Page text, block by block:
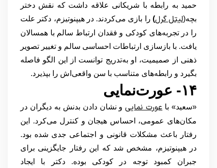
حمید به رابطه با شریکانی علاقه داشت که نقش دختر
بچه(لیتل گرل) را بازی می‌کردند. در هیپنوتیزم، دکتر علت
را در تجربه‌های کودکی و فقدان ارتباط سالم با همسالان
یافت. با بازسازی ارتباطات احساسی سالم و تغییر تصویر
ذهنی از صمیمیت، او به‌تدریج توانست از این الگو فاصله
بگیرد و رابطه‌های متناسب با سن واقعی‌اش را بپذیرد.
۱۴- عورت‌نمایی
«سعید» با عورت نمایی و نشان دادن بدنش به دیگران در
مکان‌های عمومی، احساس هیجان و کنترل می‌کرد. این
رفتار باعث مشکلات قانونی و اجتماعی جدی شده بود.
در هیپنوتیزم، مشخص شد که این رفتار جایگزینی برای
جبران کمبود توجه در کودکی بوده. دکتر با ایجاد